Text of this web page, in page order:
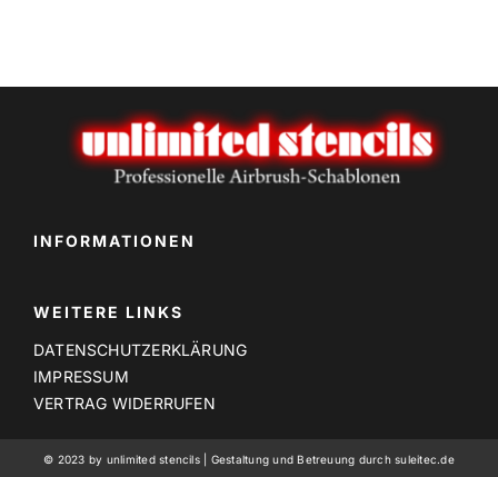
INFORMATIONEN
WEITERE LINKS
DATENSCHUTZERKLÄRUNG
IMPRESSUM
VERTRAG WIDERRUFEN
© 2023 by unlimited stencils | Gestaltung und Betreuung durch suleitec.de